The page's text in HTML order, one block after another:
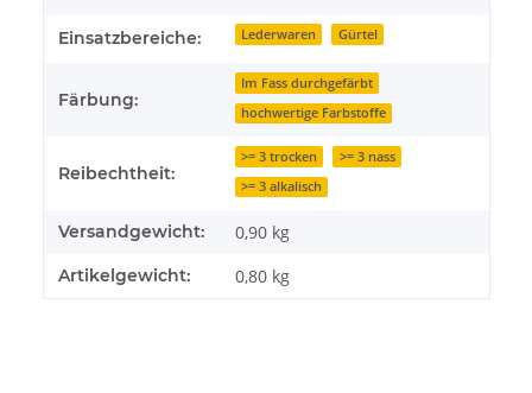
Einsatzbereiche: Lederwaren Gürtel
Färbung:
Im Fass durchgefärbt
hochwertige Farbstoffe
Reibechtheit:
>= 3 trocken
>= 3 nass
>= 3 alkalisch
Versandgewicht: 0,90 kg
Artikelgewicht: 0,80 kg